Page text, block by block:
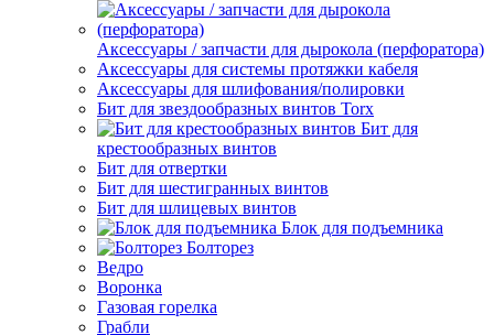
Аксессуары / запчасти для дырокола (перфоратора)
Аксессуары для системы протяжки кабеля
Аксессуары для шлифования/полировки
Бит для звездообразных винтов Torx
Бит для
крестообразных винтов
Бит для отвертки
Бит для шестигранных винтов
Бит для шлицевых винтов
Блок для подъемника
Болторез
Ведро
Воронка
Газовая горелка
Грабли